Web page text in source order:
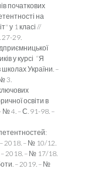
початкових
на
у 1 класі //
27-29.
у курсі “Я
школах України. –
3.
освіти в
№ 4. – С. 91-98. –
2018. – № 10/12.
– 2018. – № 17/18.
– 2019. – №